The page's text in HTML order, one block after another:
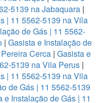
5139 na Jabaquara|
| 11 5562-5139 na Vila
de Gás | 11 5562-
| Gasista e Instalação de
Cerca | Gasista e
5139 na Vila Perus|
| 11 5562-5139 na Vila
de Gás | 11 5562-5139
e Instalação de Gás | 11